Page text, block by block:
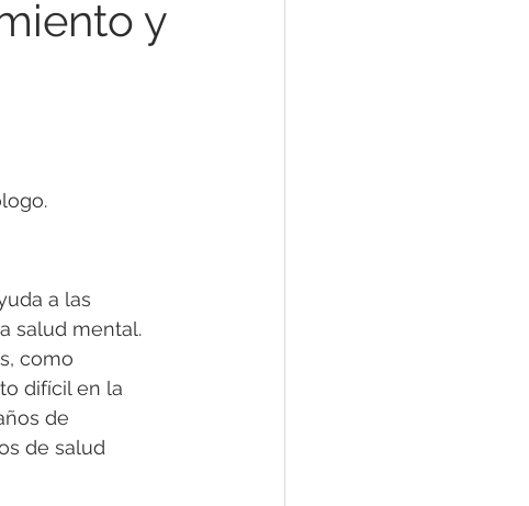
y
a las
salud mental.
como
difícil en la
de
de salud